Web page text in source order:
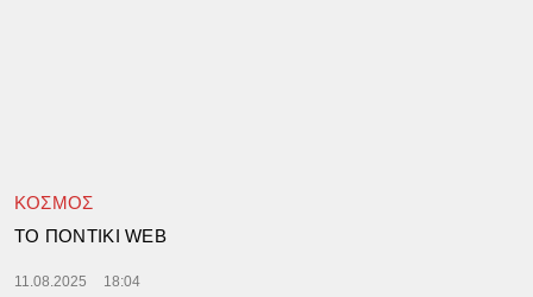
ΚΟΣΜΟΣ
TΟ ΠΟΝΤΙΚΙ WEB
11.08.2025 18:04